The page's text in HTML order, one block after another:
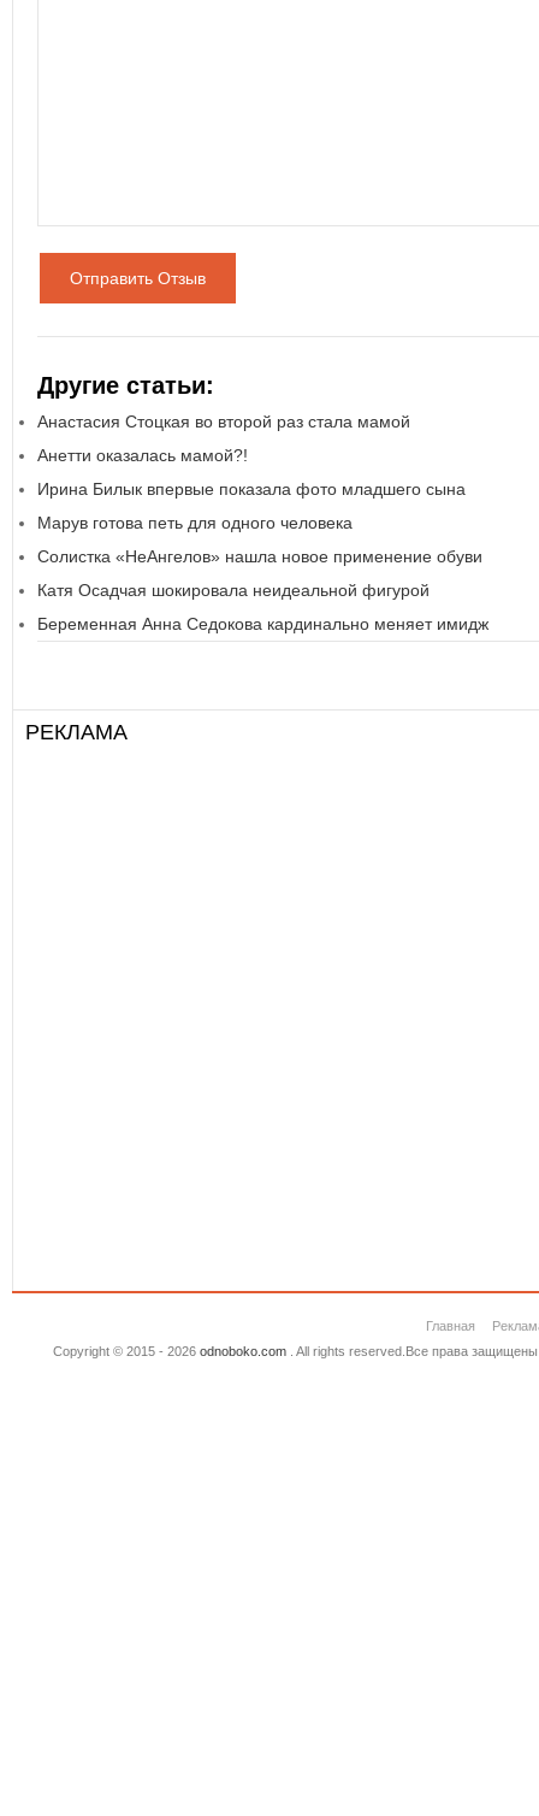
Отправить Отзыв
Другие статьи:
Анастасия Стоцкая во второй раз стала мамой
Анетти оказалась мамой?!
Ирина Билык впервые показала фото младшего сына
Марув готова петь для одного человека
Солистка «НеАнгелов» нашла новое применение обуви
Катя Осадчая шокировала неидеальной фигурой
Беременная Анна Седокова кардинально меняет имидж
РЕКЛАМА
Главная
Copyright © 2015 - 2026 odnoboko.com. All rights reserved.Все права защищены.